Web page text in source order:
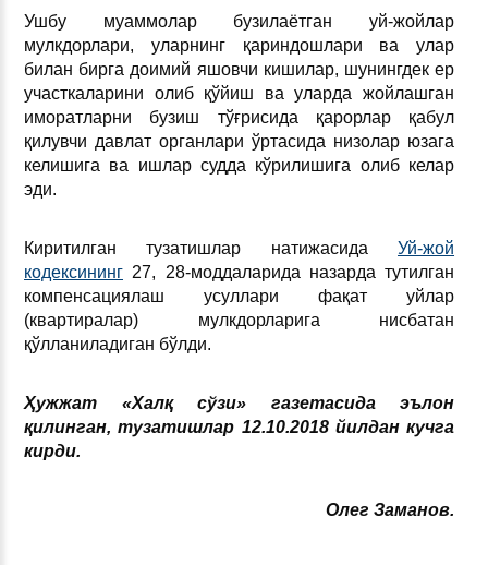
Ушбу муаммолар бузилаётган уй-жойлар
мулкдорлари, уларнинг қариндошлари ва улар
билан бирга доимий яшовчи кишилар, шунингдек ер
участкаларини олиб қўйиш ва уларда жойлашган
иморатларни бузиш тўғрисида қарорлар қабул
қилувчи давлат органлари ўртасида низолар юзага
келишига ва ишлар судда кўрилишига олиб келар
эди.
Киритилган тузатишлар натижасидаУй-жой
кодексининг 27, 28-моддаларида назарда тутилган
компенсациялаш усуллари фақат уйлар
(квартиралар) мулкдорларига нисбатан
қўлланиладиган бўлди.
Ҳужжат «Халқ сўзи» газетасида эълон
қилинган, тузатишлар 12.10.2018 йилдан кучга
кирди.
Олег Заманов.